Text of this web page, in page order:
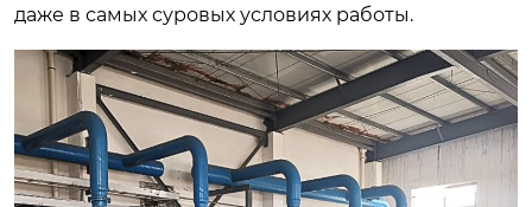
даже в самых суровых условиях работы.